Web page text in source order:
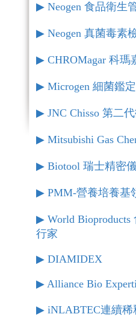
▶︎ Neogen 食品衛生
▶︎ Neogen 真菌毒素
▶︎ CHROMagar 科瑪
▶︎ Microgen 細菌鑑
▶︎ JNC Chisso 第二
▶︎ Mitsubishi Gas
▶︎ Biotool 瑞士精密
▶︎ PMM-營養培養基
▶︎ World
行家
▶︎ DIAMIDEX
▶︎ Alliance Bio
▶︎ iNLABTEC連續稀